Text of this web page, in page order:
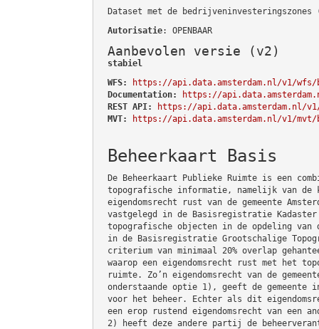
Dataset met de bedrijveninvesteringszones
Autorisatie: OPENBAAR
Aanbevolen versie (v2)
stabiel
WFS:
https://api.data.amsterdam.nl/v1/wfs/
Documentation:
https://
REST API:
https://api.data.amsterdam.nl/
MVT:
https://api.data.amsterdam.nl/v1/
Beheerkaart Basis
De Beheerkaart Publieke Ruimte is een
topografische informatie, namelijk van de
eigendomsrecht rust van de gemeente
vastgelegd in de Basisregistratie Kadaster
topografische objecten in de opdeling van
in de Basisregistratie Grootschalige
criterium van minimaal 20% overlap
waarop een eigendomsrecht rust met het
ruimte. Zo’n eigendomsrecht van de
onderstaande optie 1), geeft de
voor het beheer. Echter als dit
een erop rustend eigendomsrecht van een
2) heeft deze andere partij de